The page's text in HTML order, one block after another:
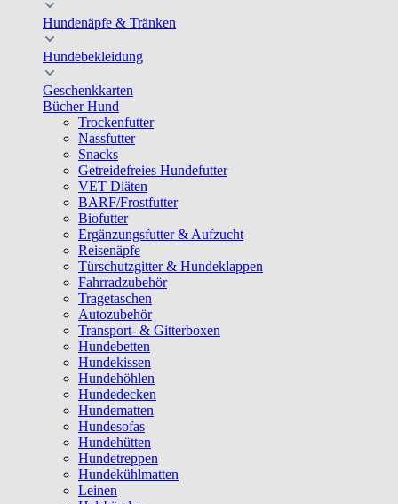
Hundenäpfe & Tränken
Hundebekleidung
Geschenkkarten
Bücher Hund
Trockenfutter
Nassfutter
Snacks
Getreidefreies Hundefutter
VET Diäten
BARF/Frostfutter
Biofutter
Ergänzungsfutter & Aufzucht
Reisenäpfe
Türschutzgitter & Hundeklappen
Fahrradzubehör
Tragetaschen
Autozubehör
Transport- & Gitterboxen
Hundebetten
Hundekissen
Hundehöhlen
Hundedecken
Hundematten
Hundesofas
Hundehütten
Hundetreppen
Hundekühlmatten
Leinen